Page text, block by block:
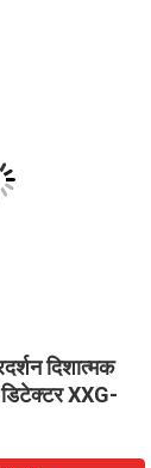
दिशात्मक
XXG-